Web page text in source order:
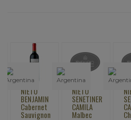
NIETO
BENJAMIN
Cabernet
Sauvignon
NIETO
SENETINER
CAMILA
Malbec
NIETO